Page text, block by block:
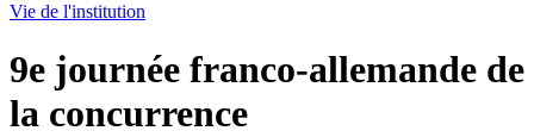
Vie de l'institution
9e journée franco-allemande de
la concurrence